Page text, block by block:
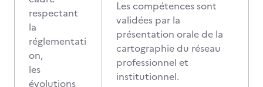
respectant
la
réglementati
on,
les
évolutions
Les compétences sont
validées par la
présentation orale de la
cartographie du réseau
professionnel et
institutionnel.